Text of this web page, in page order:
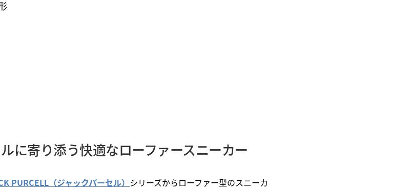
に寄り添う快適なローファースニーカー
PURCELL（ジャックパーセル） シリーズからローファー型のスニーカ